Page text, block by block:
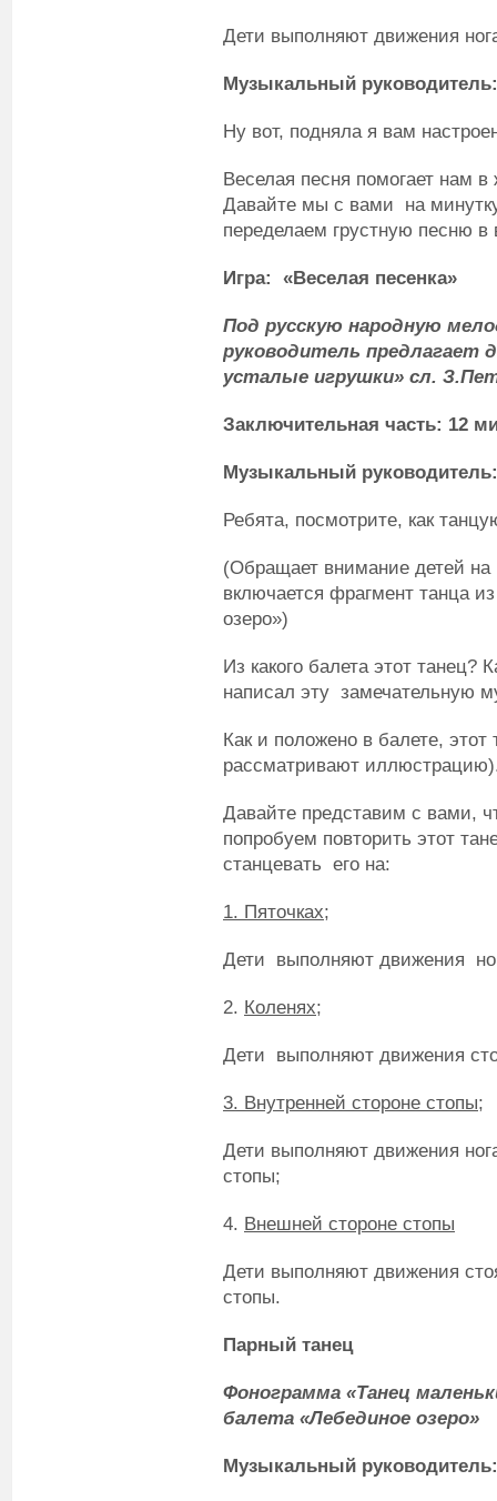
Дети выполняют движения
Музыкальный руководитель:
Ну вот, подняла я вам
Веселая песня помогает нам в
Давайте мы с вами на
переделаем грустную песню в
Игра: «Веселая песенка»
Под русскую народную
руководитель предлагает
усталые игрушки» сл.
Заключительная часть: 12
Музыкальный руководитель:
Ребята, посмотрите, как
(Обращает внимание детей на
включается фрагмент танца
озеро»)
Из какого балета этот танец?
написал эту замечательную
Как и положено в балете, этот
рассматривают
Давайте представим с вами,
попробуем повторить этот
станцевать его на:
1. Пяточках;
Дети выполняют движения
2. Коленях;
Дети выполняют движения
3. Внутренней стороне стопы;
Дети выполняют движения
стопы;
4. Внешней стороне стопы
Дети выполняют движения
стопы.
Парный танец
Фонограмма «Танец
балета «Лебединое озеро»
Музыкальный руководитель: